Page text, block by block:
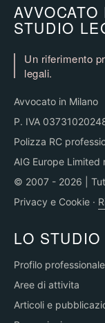
STUDIO
Un riferimento
legali.
Avvocato in Milano
P. IVA
Polizza RC
AIG Europe
© 2007 - 2026 |
Privacy e Cookie ·
LO STUDIO
Profilo professionale
Aree di attivita
Articoli e